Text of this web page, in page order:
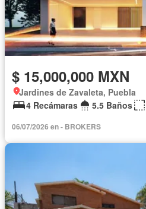
$ 15,000,000 MXN
Jardines de Zavaleta, Puebla
4 Recámaras
5.5 Baños
06/07/2026 en - BROKERS